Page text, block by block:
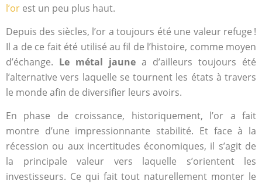
l’or est un peu plus haut.
Depuis des siècles, l’or a toujours été une valeur refuge !
Il a de ce fait été utilisé au fil de l’histoire, comme moyen
d’échange. Le métal jaune a d’ailleurs toujours été
l’alternative vers laquelle se tournent les états à travers
le monde afin de diversifier leurs avoirs.
En phase de croissance, historiquement, l’or a fait
montre d’une impressionnante stabilité. Et face à la
récession ou aux incertitudes économiques, il s’agit de
la principale valeur vers laquelle s’orientent les
investisseurs. Ce qui fait tout naturellement monter le